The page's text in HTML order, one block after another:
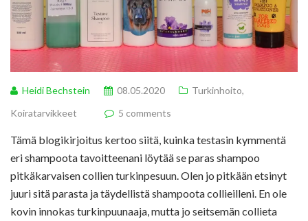
Heidi Bechstein 08.05.2020 Turkinhoito,
Koiratarvikkeet
5 comments
Tämä blogikirjoitus kertoo siitä, kuinka testasin kymmentä
eri shampoota tavoitteenani löytää se paras shampoo
pitkäkarvaisen collien turkinpesuun. Olen jo pitkään etsinyt
juuri sitä parasta ja täydellistä shampoota collieilleni. En ole
kovin innokas turkinpuunaaja, mutta jo seitsemän collieta